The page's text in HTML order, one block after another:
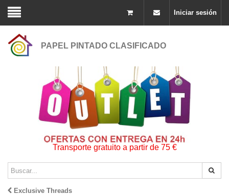
Iniciar sesión
PAPEL PINTADO CLASIFICADO
Transporte gratuito a partir de 75 €
Exclusive Threads